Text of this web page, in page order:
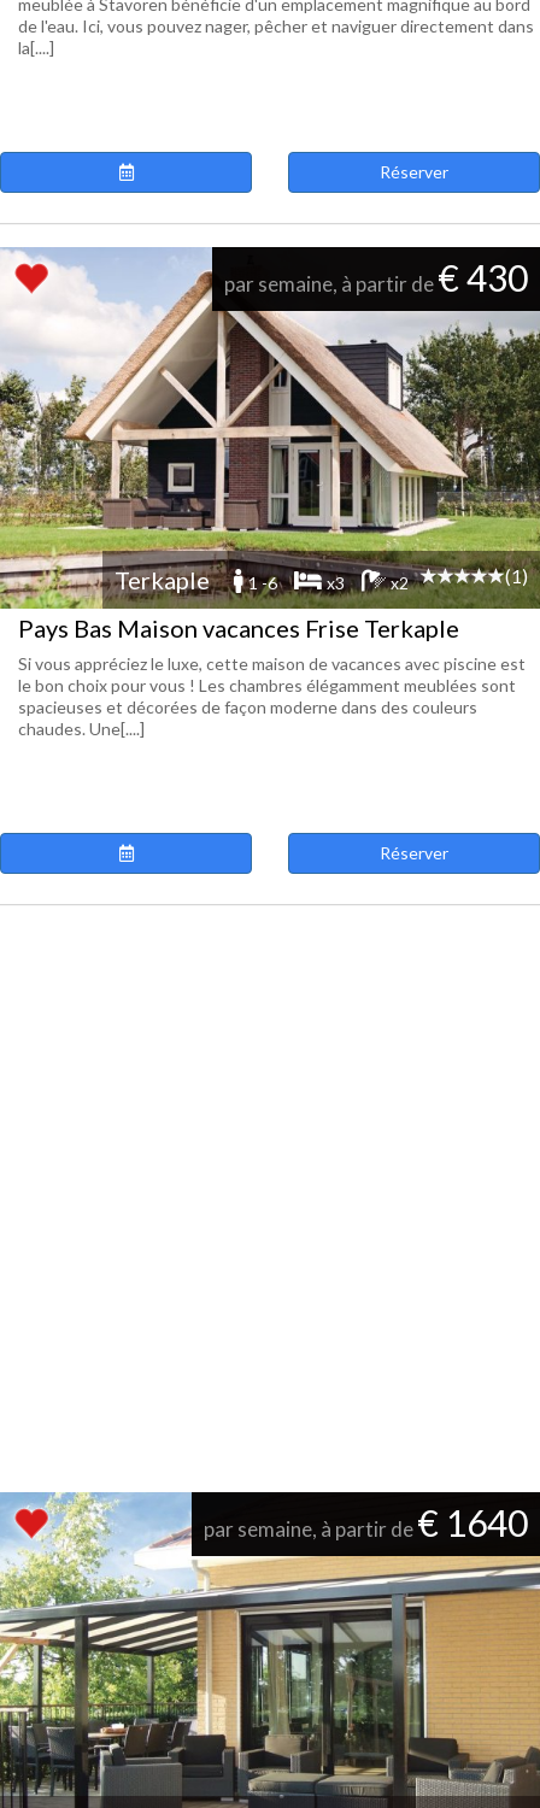
meublée à Stavoren bénéficie d'un emplacement magnifique au bord
de l'eau. Ici, vous pouvez nager, pêcher et naviguer directement dans
la[....]
Réserver
par semaine, à partir de€ 430
Terkaple 1 -6 x3 x2 (1)
Pays Bas Maison vacances Frise Terkaple
Si vous appréciez le luxe, cette maison de vacances avec piscine est
le bon choix pour vous ! Les chambres élégamment meublées sont
spacieuses et décorées de façon moderne dans des couleurs
chaudes. Une[....]
Réserver
par semaine, à partir de€ 1640